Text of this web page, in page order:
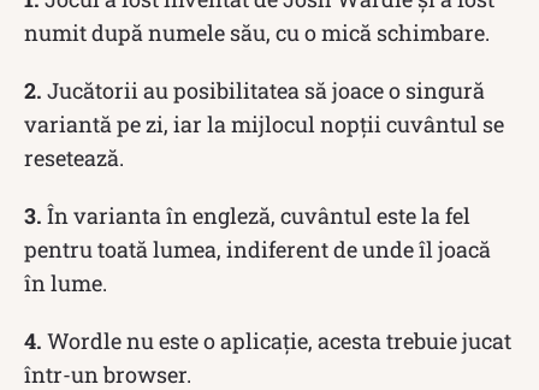
numit după numele său, cu o mică schimbare.
2. Jucătorii au posibilitatea să joace o singură
variantă pe zi, iar la mijlocul nopții cuvântul se
resetează.
3. În varianta în engleză, cuvântul este la fel
pentru toată lumea, indiferent de unde îl joacă
în lume.
4. Wordle nu este o aplicație, acesta trebuie jucat
într-un browser.